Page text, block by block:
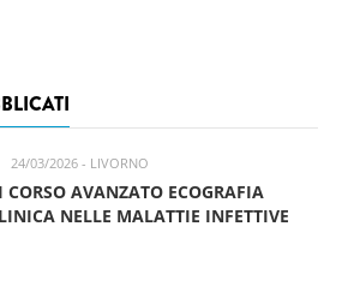
24/03/2026 - LIVORNO
CORSO AVANZATO ECOGRAFIA
NELLE MALATTIE INFETTIVE